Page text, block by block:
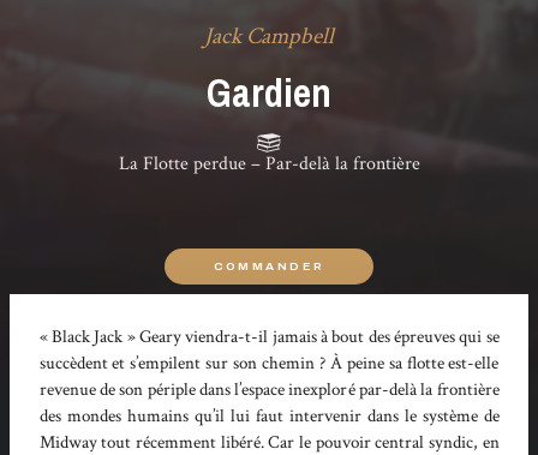
Jack Campbell
Gardien
La Flotte perdue – Par-delà la frontière
COMMANDER
« Black Jack » Geary viendra-t-il jamais à bout des épreuves qui se
succèdent et s’empilent sur son chemin ? À peine sa flotte est-elle
revenue de son périple dans l’espace inexploré par-delà la frontière
des mondes humains qu’il lui faut intervenir dans le système de
Midway tout récemment libéré. Car le pouvoir central syndic, en